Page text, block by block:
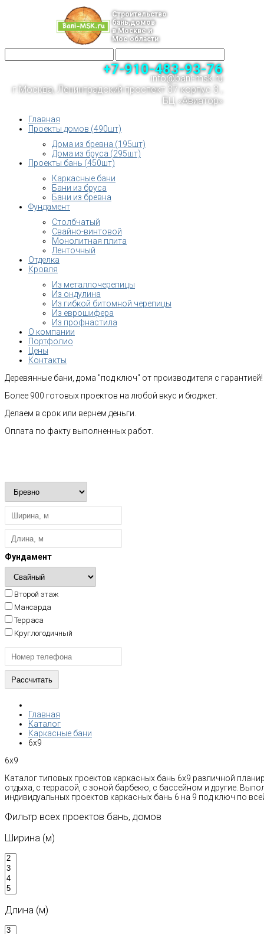
Строительство
бань,домов
в Москве и
Мос.области
+7-910-483-93-76
info@bani-msk.ru
г.Москва, Ленинградский проспект 37 корпус 3 ,
БЦ «Авиатор»
Главная
Проекты домов (490шт)
Дома из бревна (195шт)
Дома из бруса (295шт)
Проекты бань (450шт)
Каркасные бани
Бани из бруса
Бани из бревна
Фундамент
Столбчатый
Свайно-винтовой
Монолитная плита
Ленточный
Отделка
Кровля
Из металлочерепицы
Из ондулина
Из гибкой битомной черепицы
Из еврошифера
Из профнастила
О компании
Портфолио
Цены
Контакты
Деревянные бани, дома "под ключ" от производителя с гарантией!
Более 900 готовых проектов на любой вкус и бюджет.
Делаем в срок или вернем деньги.
Оплата по факту выполненных работ.
Фундамент
Второй этаж
Мансарда
Терраса
Круглогодичный
Главная
Каталог
Каркасные бани
6x9
6x9
Каталог типовых проектов каркасных бань 6x9 различной
отдыха, с террасой, с зоной барбекю, с бассейном и другие.
индивидуальных проектов каркасных бань 6 на 9 под ключ по
Фильтр всех проектов бань, домов
Ширина (м)
Длина (м)